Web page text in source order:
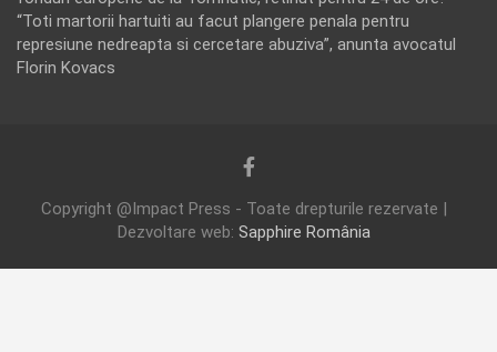
“Toti martorii hartuiti au facut plangere penala pentru
represiune nedreapta si cercetare abuziva”, anunta avocatul
Florin Kovacs
Copyright @Impact Press - Toate drepturile rezervate |
Dezvoltare web: Sapphire România